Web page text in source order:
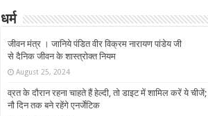
धर्म
जीवन मंत्र । जानिये पंडित वीर विक्रम नारायण पांडेय जी
से दैनिक जीवन के शास्त्रोक्त नियम
August 25, 2024
व्रत के दौरान रहना चाहते हैं हेल्दी, तो डाइट में शामिल करें ये चीजें;
नौ दिन तक बने रहेंगे एनर्जेटिक